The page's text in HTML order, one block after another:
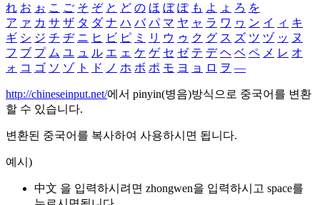
れ お ぉ こ ご そ ぞ と ど の ほ ぼ ぽ も よ ょ ろ を
ア ァ カ サ ザ タ ダ ナ ハ バ パ マ ヤ ャ ラ ワ ヮ ン イ ィ キ
ギ シ ジ チ ヂ ニ ヒ ビ ピ ミ リ ウ ゥ ク グ ス ズ ツ ヅ ッ ヌ
フ ブ プ ム ユ ュ ル エ ェ ケ ゲ セ ゼ テ デ ヘ ベ ペ メ レ オ
ォ コ ゴ ソ ゾ ト ド ノ ホ ボ ポ モ ヨ ョ ロ ヲ ―
http://chineseinput.net/에서 pinyin(병음)방식으로 중국어를 변환
할 수 있습니다.
변환된 중국어를 복사하여 사용하시면 됩니다.
예시)
中文 을 입력하시려면 zhongwen을 입력하시고 space를